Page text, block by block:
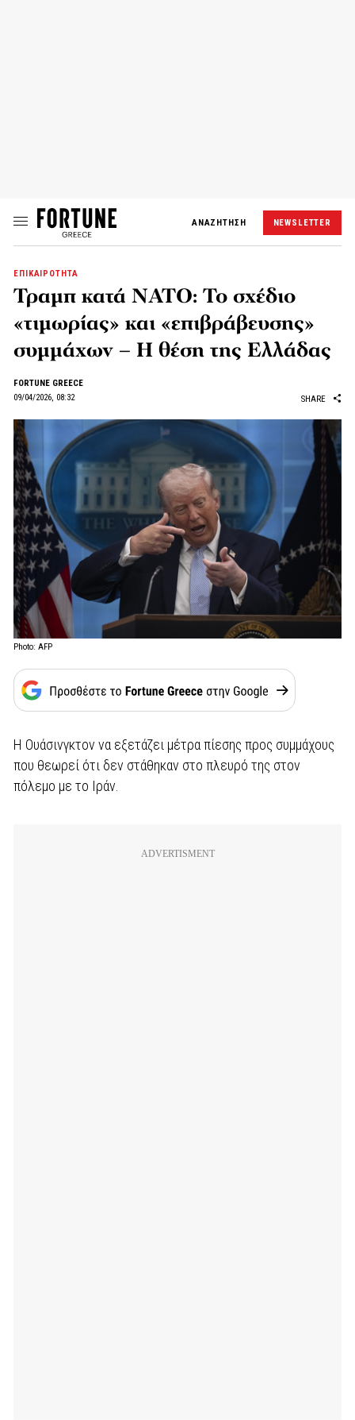
ΑΝΑΖΗΤΗΣΗ NEWSLETTER
ΕΠΙΚΑΙΡΟΤΗΤΑ
Τραμπ κατά ΝΑΤΟ: Το σχέδιο
«τιμωρίας» και «επιβράβευσης»
συμμάχων – Η θέση της Ελλάδας
FORTUNE GREECE
09/04/2026, 08:32
SHARE
Photo: AFP
Η Ουάσινγκτον να εξετάζει μέτρα πίεσης προς συμμάχους
που θεωρεί ότι δεν στάθηκαν στο πλευρό της στον
πόλεμο με το Ιράν.